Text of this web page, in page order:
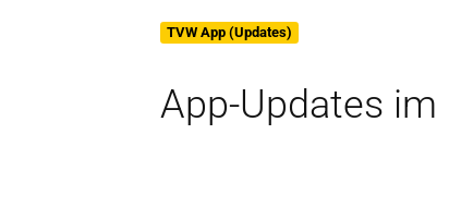
TVW App (Updates)
App-Updates im